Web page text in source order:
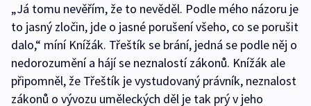
„Já tomu nevěřím, že to nevěděl. Podle mého názoru je
to jasný zločin, jde o jasné porušení všeho, co se porušit
dalo,“ míní Knížák. Třeštík se brání, jedná se podle něj o
nedorozumění a hájí se neznalostí zákonů. Knížák ale
připomněl, že Třeštík je vystudovaný právník, neznalost
zákonů o vývozu uměleckých děl je tak prý v jeho